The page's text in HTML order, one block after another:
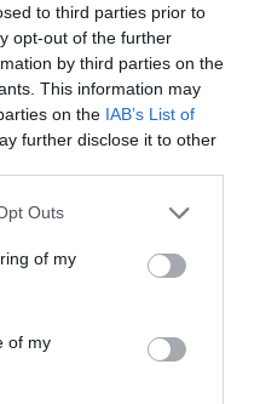
to third parties prior to
opt-out of the further
by third parties on the
This information may
on the IAB’s List of
further disclose it to other
Outs
of my
of my